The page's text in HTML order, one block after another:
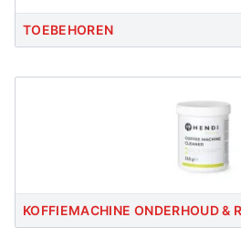
TOEBEHOREN
KOFFIEMACHINE ONDERHOUD &